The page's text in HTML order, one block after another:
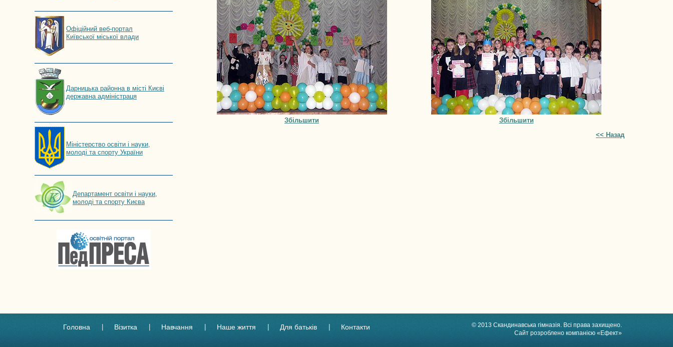
Офіційний веб-портал
Київської міської влади
Дарницька районна в місті Києві
державна адміністраця
Мiнiстерство освiти і науки,
молоді та спорту України
Департамент освіти і науки,
молоді та спорту Києва
Збільшити
Збільшити
<< Назад
© 2013 Скандинавська гімназія. Всі права захищено.
Сайт розроблено компанією «Ефект»
Головна Візитка Навчання Наше життя Для батьків Контакти